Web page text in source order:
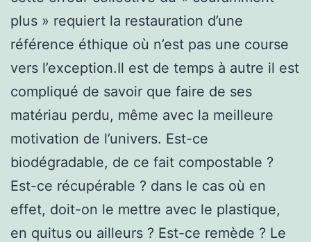
plus » requiert la restauration d’une
référence éthique où n’est pas une course
vers l’exception.Il est de temps à autre il est
compliqué de savoir que faire de ses
matériau perdu, même avec la meilleure
motivation de l’univers. Est-ce
biodégradable, de ce fait compostable ?
Est-ce récupérable ? dans le cas où en
effet, doit-on le mettre avec le plastique,
en quitus ou ailleurs ? Est-ce remède ? Le